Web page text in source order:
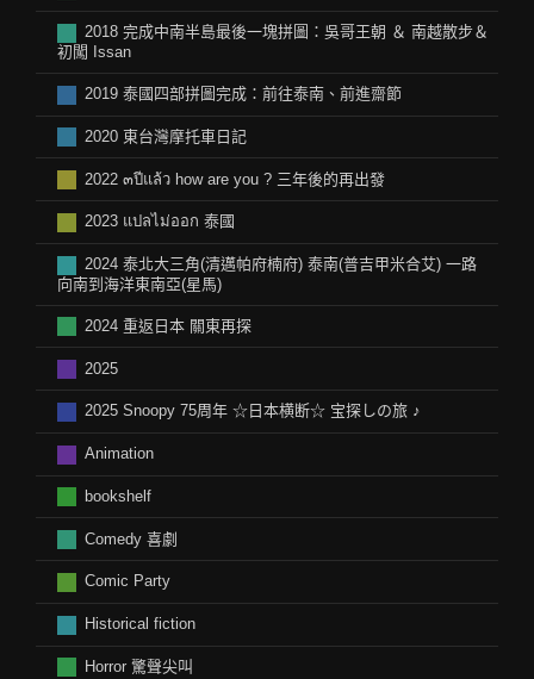
2018 完成中南半島最後一塊拼圖：吳哥王朝 ＆ 南越散步＆
初闖 Issan
2019 泰國四部拼圖完成：前往泰南、前進齋節
2020 東台灣摩托車日記
2022 ๓ปีแล้ว how are you ? 三年後的再出發
2023 แปลไม่ออก 泰國
2024 泰北大三角(清邁帕府楠府) 泰南(普吉甲米合艾) 一路
向南到海洋東南亞(星馬)
2024 重返日本 關東再探
2025
2025 Snoopy 75周年 ☆日本横断☆ 宝探しの旅 ♪
Animation
bookshelf
Comedy 喜劇
Comic Party
Historical fiction
Horror 驚聲尖叫